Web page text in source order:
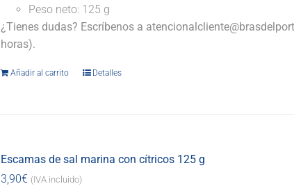
Peso neto: 125 g
¿Tienes dudas? Escríbenos a
horas).
Añadir al carrito Detalles
Escamas de sal marina con cítricos 125 g
3,90€ (IVA incluido)